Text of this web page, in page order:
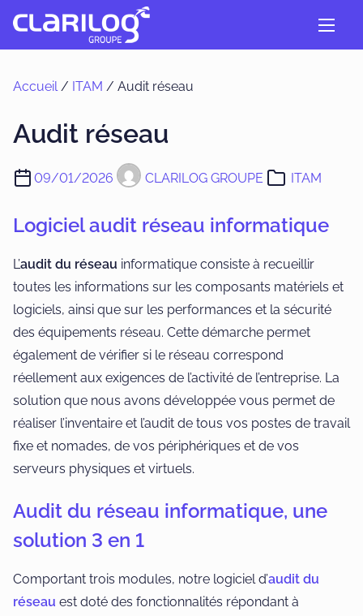
Accueil/ ITAM / Audit réseau
Audit réseau
09/01/2026 CLARILOG GROUPE ITAM
Logiciel audit réseau informatique
L’audit du réseau informatique consiste à recueillir
toutes les informations sur les composants matériels et
logiciels, ainsi que sur les performances et la sécurité
des équipements réseau. Cette démarche permet
également de vérifier si le réseau correspond
réellement aux exigences de l’activité de l’entreprise. La
solution que nous avons développée vous permet de
réaliser l’inventaire et l’audit de tous vos postes de travail
fixe et nomades, de vos périphériques et de vos
serveurs physiques et virtuels.
Audit du réseau informatique, une
solution 3 en 1
Comportant trois modules, notre logiciel d’audit du
réseau est doté des fonctionnalités répondant à